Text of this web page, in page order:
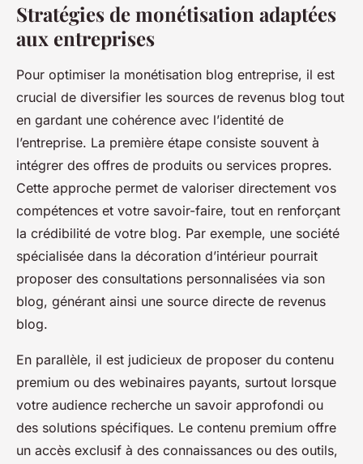
Stratégies de monétisation adaptées
aux entreprises
Pour optimiser la monétisation blog entreprise, il est
crucial de diversifier les sources de revenus blog tout
en gardant une cohérence avec l’identité de
l’entreprise. La première étape consiste souvent à
intégrer des offres de produits ou services propres.
Cette approche permet de valoriser directement vos
compétences et votre savoir-faire, tout en renforçant
la crédibilité de votre blog. Par exemple, une société
spécialisée dans la décoration d’intérieur pourrait
proposer des consultations personnalisées via son
blog, générant ainsi une source directe de revenus
blog.
En parallèle, il est judicieux de proposer du contenu
premium ou des webinaires payants, surtout lorsque
votre audience recherche un savoir approfondi ou
des solutions spécifiques. Le contenu premium offre
un accès exclusif à des connaissances ou des outils,